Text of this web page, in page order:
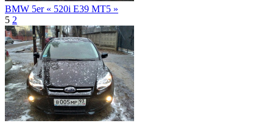
BMW 5er « 520i E39 MT5 »
5 2